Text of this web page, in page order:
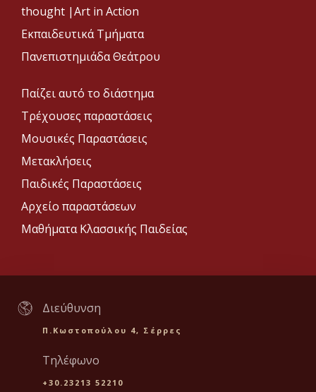
thought |Art in Action
Εκπαιδευτικά Τμήματα
Πανεπιστημιάδα Θεάτρου
Παίζει αυτό το διάστημα
Τρέχουσες παραστάσεις
Μουσικές Παραστάσεις
Μετακλήσεις
Παιδικές Παραστάσεις
Αρχείο παραστάσεων
Μαθήματα Κλασσικής Παιδείας
Διεύθυνση
Π.Κωστοπούλου 4, Σέρρες
Τηλέφωνο
+30.23213 52210